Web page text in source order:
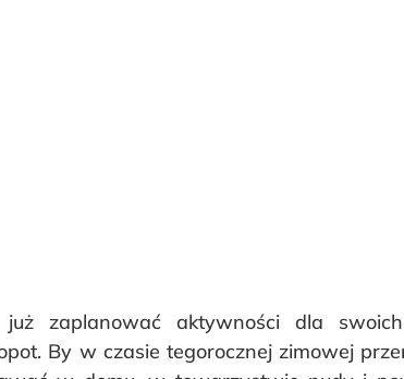
już zaplanować aktywności dla
By w czasie tegorocznej zimowej